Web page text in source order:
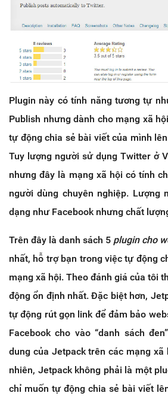
Plugin này có tính năng tương tự
Publish nhưng dành cho mạng xã
tự động chia sẻ bài viết của mình
Tuy lượng người sử dụng Twitter ở
nhưng đây là mạng xã hội có tính
người dùng chuyên nghiệp. Lượng
dạng như Facebook nhưng chất
Trên đây là danh sách 5 plugin cho
nhất, hỗ trợ bạn trong việc tự động
mạng xã hội. Theo đánh giá của tôi
động ổn định nhất. Đặc biệt hơn,
tự động rút gọn link để đảm bảo
Facebook cho vào “danh sách
dung của Jetpack trên các mạng xã
nhiên, Jetpack không phải là một
chỉ muốn tự động chia sẻ bài viết